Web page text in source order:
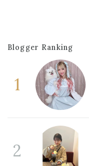
Blogger Ranking
1
2